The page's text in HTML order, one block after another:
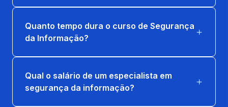
SEGURANÇA EM CLOUD COMPUTING
Quanto tempo dura o curso de Segurança
da Informação?
Qual o salário de um especialista em
segurança da informação?